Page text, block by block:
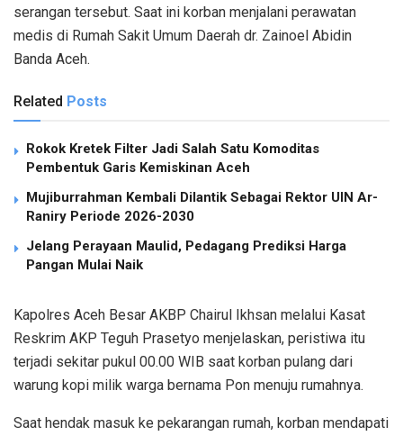
serangan tersebut. Saat ini korban menjalani perawatan
medis di Rumah Sakit Umum Daerah dr. Zainoel Abidin
Banda Aceh.
Related Posts
Rokok Kretek Filter Jadi Salah Satu Komoditas
Pembentuk Garis Kemiskinan Aceh
Mujiburrahman Kembali Dilantik Sebagai Rektor UIN Ar-
Raniry Periode 2026-2030
Jelang Perayaan Maulid, Pedagang Prediksi Harga
Pangan Mulai Naik
Kapolres Aceh Besar AKBP Chairul Ikhsan melalui Kasat
Reskrim AKP Teguh Prasetyo menjelaskan, peristiwa itu
terjadi sekitar pukul 00.00 WIB saat korban pulang dari
warung kopi milik warga bernama Pon menuju rumahnya.
Saat hendak masuk ke pekarangan rumah, korban mendapati